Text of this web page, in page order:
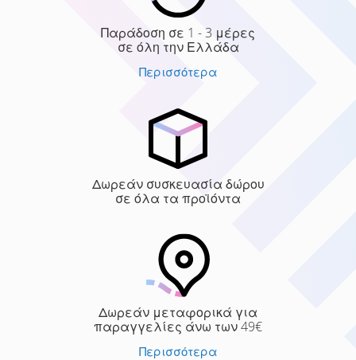
Παράδοση σε 1 - 3 μέρες
σε όλη την Ελλάδα
Περισσότερα
Δωρεάν συσκευασία δώρου
σε όλα τα προϊόντα
Δωρεάν μεταφορικά για
παραγγελίες άνω των 49€
Περισσότερα